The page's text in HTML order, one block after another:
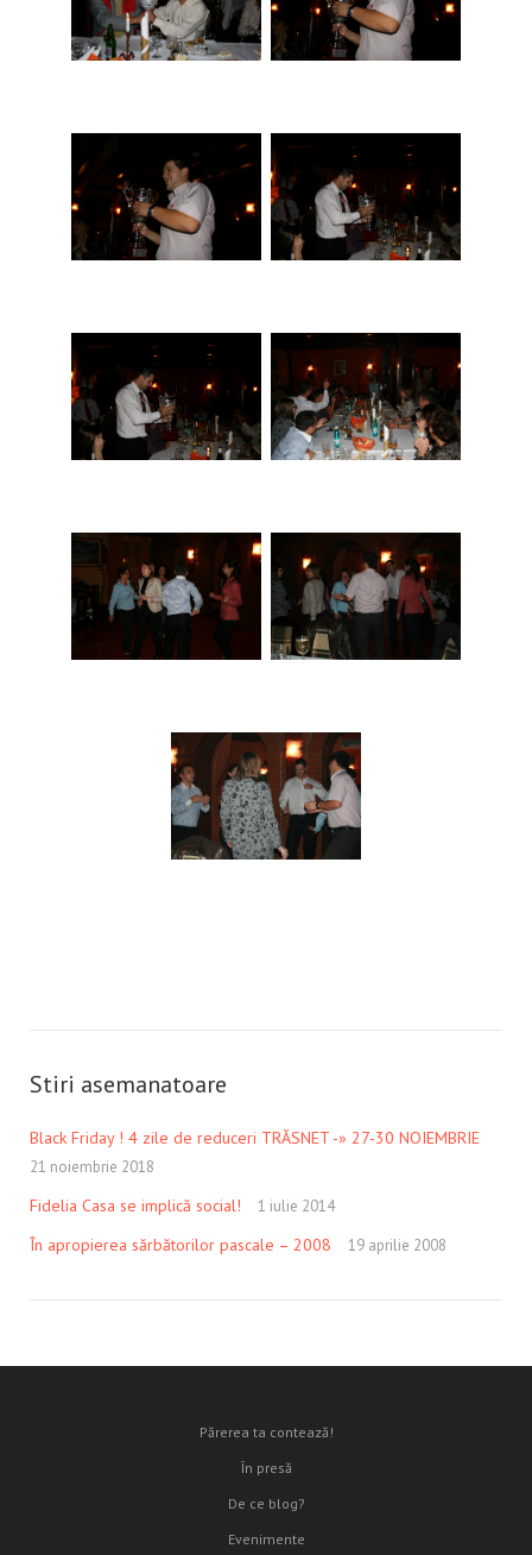
Stiri asemanatoare
Black Friday ! 4 zile de reduceri TRĂSNET -» 27-30 NOIEMBRIE
21 noiembrie 2018
Fidelia Casa se implică social! 1 iulie 2014
În apropierea sărbătorilor pascale – 2008 19 aprilie 2008
Părerea ta contează!
În presă
De ce blog?
Evenimente